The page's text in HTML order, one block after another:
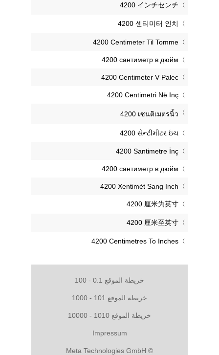
‎4200 インチセンチ
‎4200 센티미터 인치
‎4200 Centimeter Til Tomme
‎4200 сантиметр в дюйм
‎4200 Centimeter V Palec
‎4200 Centimetri Në Inç
‎4200 เซนติเมตรนิ้ว
‎4200 સેન્ટીમીટર ઇંચ
‎4200 Santimetre İnç
‎4200 сантиметр в дюйм
‎4200 Xentimét Sang Inch
‎4200 厘米为英寸
‎4200 厘米至英寸
‎4200 Centimetres To Inches
خريطة الموقع 0.1 - 100
خريطة الموقع 101 - 1000
خريطة الموقع 1010 - 10000
Impressum
© Meta Technologies GmbH